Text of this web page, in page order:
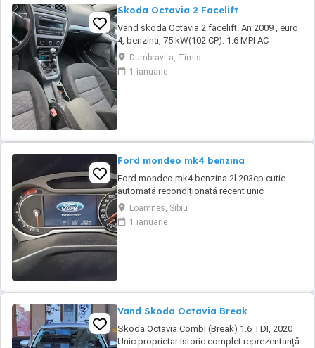
Skoda Octavia 2 Facelift
Vand skoda Octavia 2 facelift. An 2009 , euro
4, benzina, 75 kW(102 CP). 1.6 MPI AC
Geamuri electrice fata- Inchidere si
deschidere geamuri de la distanta. Jante aliaj
originale Tempomat Cutie de viteze: manuala
Dumbravita, Timis
1 ianuarie
Ford mondeo mk4 benzina
Ford mondeo mk4 benzina 2l 203cp cutie
automată recondiționată recent unic
proprietar estetic 8 10 cu mici defecte
specifice vârstei cutia dotări toate funcționale
se oferă fiscal preț negociabil pentru mai
Loamnes, Sibiu
1 ianuarie
Vand Skoda Octavia Break
Skoda Octavia Combi (Break) 1.6 TDI, 2020
Unic proprietar Istoric complet reprezentanță